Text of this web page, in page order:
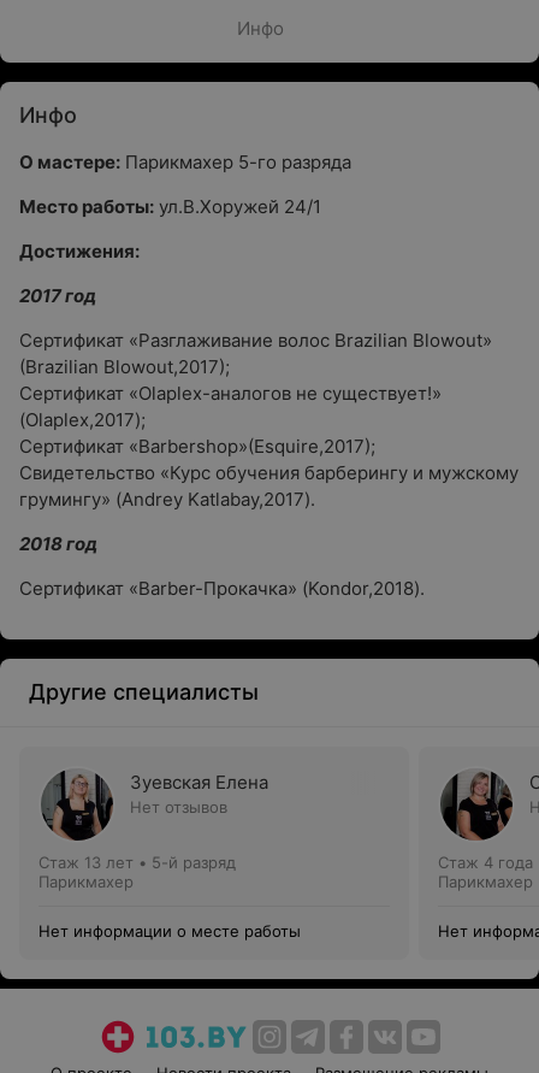
Инфо
Инфо
О мастере: Парикмахер 5-го разряда
Место работы: ул.В.Хоружей 24/1
Достижения:
2017 год
Сертификат «Разглаживание волос Brazilian Blowout»
(Brazilian Blowout,2017);
Сертификат «Olaplex-аналогов не существует!»
(Olaplex,2017);
Сертификат «Barbershop»(Esquire,2017);
Свидетельство «Курс обучения барберингу и мужскому
грумингу» (Andrey Katlabay,2017).
2018 год
Сертификат «Barber-Прокачка» (Kondor,2018).
Другие специалисты
Зуевская Елена
Нет отзывов
Стаж 13 лет • 5-й разряд
Парикмахер
Нет информации о месте работы
Стаж 4 года
Парикмахер
Нет